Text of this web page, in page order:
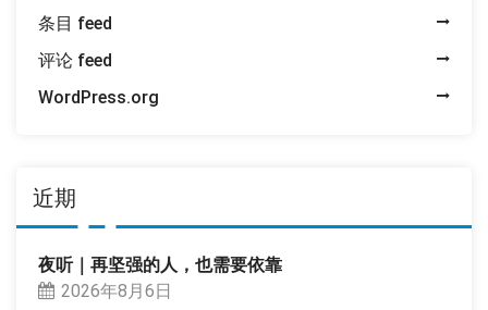
条目 feed
评论 feed
WordPress.org
近期
夜听｜再坚强的人，也需要依靠
2026年8月6日